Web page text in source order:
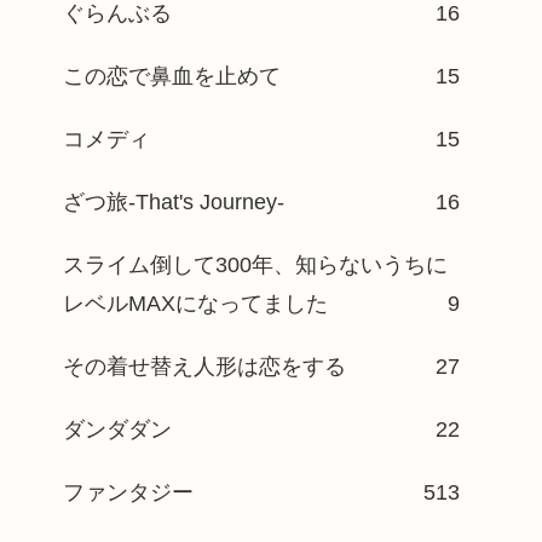
ぐらんぶる 16
この恋で鼻血を止めて 15
コメディ 15
ざつ旅-That's Journey- 16
スライム倒して300年、知らないうちに
レベルMAXになってました
9
その着せ替え人形は恋をする 27
ダンダダン 22
ファンタジー 513